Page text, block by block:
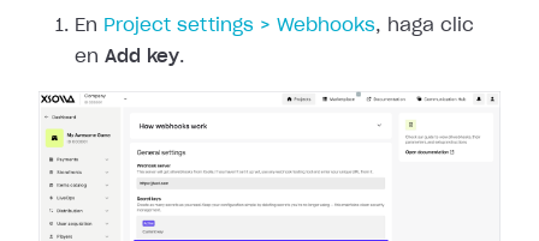
En Project settings > Webhooks, haga clic
en Add key.